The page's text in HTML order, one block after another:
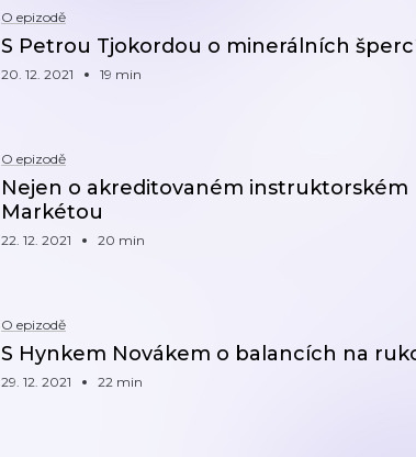
O epizodě
S Petrou Tjokordou o minerálních
20. 12. 2021 19 min
O epizodě
Nejen o akreditovaném instruktorském
Markétou
22. 12. 2021 20 min
O epizodě
S Hynkem Novákem o balancích na
29. 12. 2021 22 min